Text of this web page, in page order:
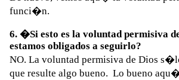
funci�n.
6. �Si esto es la voluntad permisiva
estamos obligados a seguirlo?
NO. La voluntad permisiva de Dios
que resulte algo bueno. Lo bueno